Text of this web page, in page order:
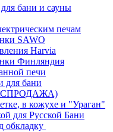
бани и сауны
печам
SAWO
Harvia
Финляндия
печи
для бани
в кожухе и "Ураган"
для Русской Бани
обкладку